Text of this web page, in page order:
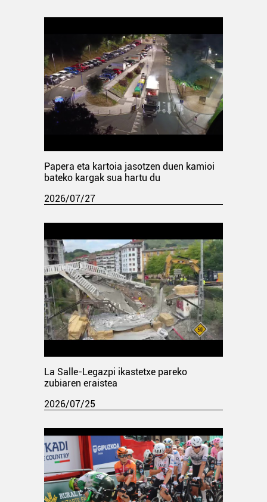
Papera eta kartoia jasotzen duen kamioi
bateko kargak sua hartu du
2026/07/27
La Salle-Legazpi ikastetxe pareko
zubiaren eraistea
2026/07/25